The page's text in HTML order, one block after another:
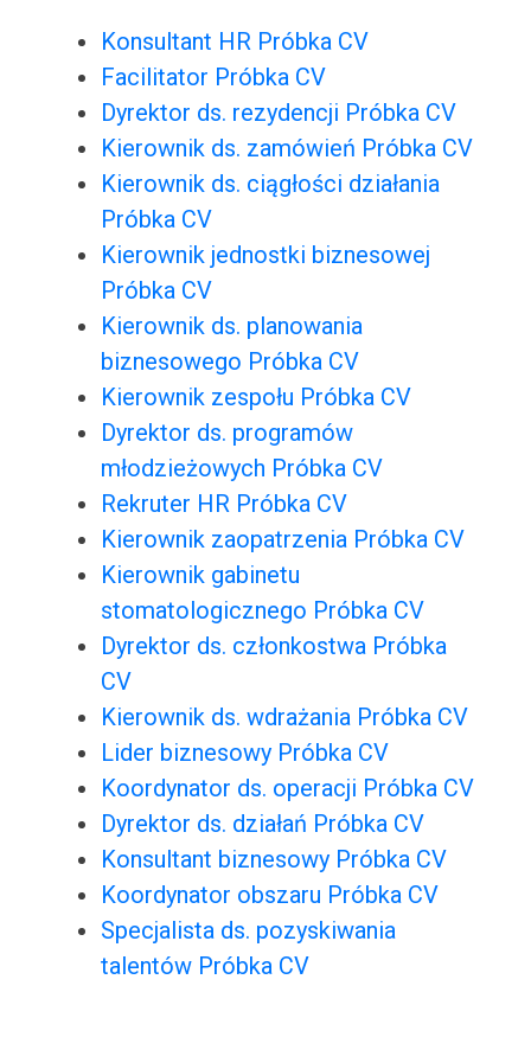
Konsultant HR Próbka CV
Facilitator Próbka CV
Dyrektor ds. rezydencji Próbka CV
Kierownik ds. zamówień Próbka CV
Kierownik ds. ciągłości działania
Próbka CV
Kierownik jednostki biznesowej
Próbka CV
Kierownik ds. planowania
biznesowego Próbka CV
Kierownik zespołu Próbka CV
Dyrektor ds. programów
młodzieżowych Próbka CV
Rekruter HR Próbka CV
Kierownik zaopatrzenia Próbka CV
Kierownik gabinetu
stomatologicznego Próbka CV
Dyrektor ds. członkostwa Próbka
CV
Kierownik ds. wdrażania Próbka CV
Lider biznesowy Próbka CV
Koordynator ds. operacji Próbka CV
Dyrektor ds. działań Próbka CV
Konsultant biznesowy Próbka CV
Koordynator obszaru Próbka CV
Specjalista ds. pozyskiwania
talentów Próbka CV